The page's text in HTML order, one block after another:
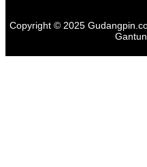
Copyright © 2025